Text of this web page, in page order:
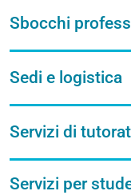
Sbocchi
Sedi e logistica
Servizi di
Servizi per